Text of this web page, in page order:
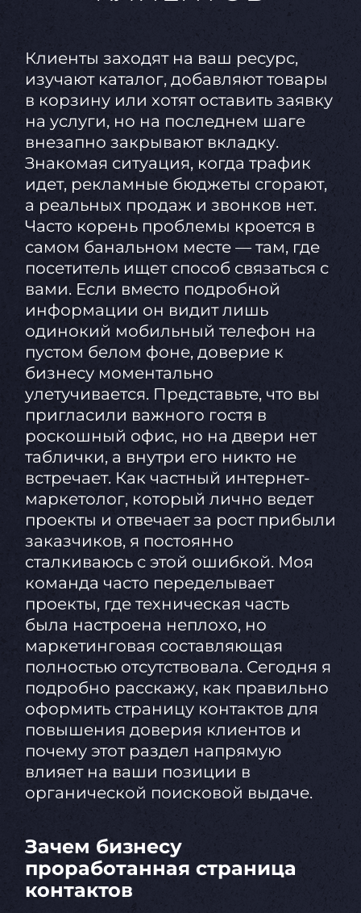
Клиенты заходят на ваш ресурс,
изучают каталог, добавляют товары
в корзину или хотят оставить заявку
на услуги, но на последнем шаге
внезапно закрывают вкладку.
Знакомая ситуация, когда трафик
идет, рекламные бюджеты сгорают,
а реальных продаж и звонков нет.
Часто корень проблемы кроется в
самом банальном месте — там, где
посетитель ищет способ связаться с
вами. Если вместо подробной
информации он видит лишь
одинокий мобильный телефон на
пустом белом фоне, доверие к
бизнесу моментально
улетучивается. Представьте, что вы
пригласили важного гостя в
роскошный офис, но на двери нет
таблички, а внутри его никто не
встречает. Как частный интернет-
маркетолог, который лично ведет
проекты и отвечает за рост прибыли
заказчиков, я постоянно
сталкиваюсь с этой ошибкой. Моя
команда часто переделывает
проекты, где техническая часть
была настроена неплохо, но
маркетинговая составляющая
полностью отсутствовала. Сегодня я
подробно расскажу, как правильно
оформить страницу контактов для
повышения доверия клиентов и
почему этот раздел напрямую
влияет на ваши позиции в
органической поисковой выдаче.
Зачем бизнесу
проработанная страница
контактов